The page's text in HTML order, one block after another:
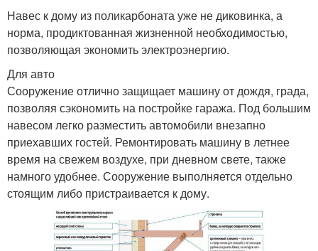
Навес к дому из поликарбоната уже не диковинка, а
норма, продиктованная жизненной необходимостью,
позволяющая экономить электроэнергию.
Для авто
Сооружение отлично защищает машину от дождя, града,
позволяя сэкономить на постройке гаража. Под большим
навесом легко разместить автомобили внезапно
приехавших гостей. Ремонтировать машину в летнее
время на свежем воздухе, при дневном свете, также
намного удобнее. Сооружение выполняется отдельно
стоящим либо пристраивается к дому.